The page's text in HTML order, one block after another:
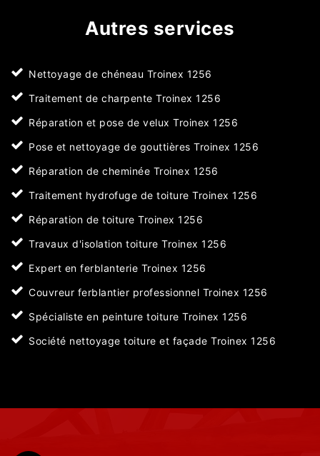
Autres services
Nettoyage de chéneau Troinex 1256
Traitement de charpente Troinex 1256
Réparation et pose de velux Troinex 1256
Pose et nettoyage de gouttières Troinex 1256
Réparation de cheminée Troinex 1256
Traitement hydrofuge de toiture Troinex 1256
Réparation de toiture Troinex 1256
Travaux d'isolation toiture Troinex 1256
Expert en ferblanterie Troinex 1256
Couvreur ferblantier professionnel Troinex 1256
Spécialiste en peinture toiture Troinex 1256
Société nettoyage toiture et façade Troinex 1256